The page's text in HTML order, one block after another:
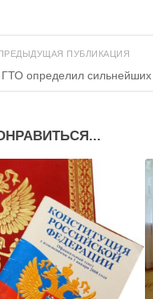
ПУБЛИКАЦИЯ
определил сильнейших